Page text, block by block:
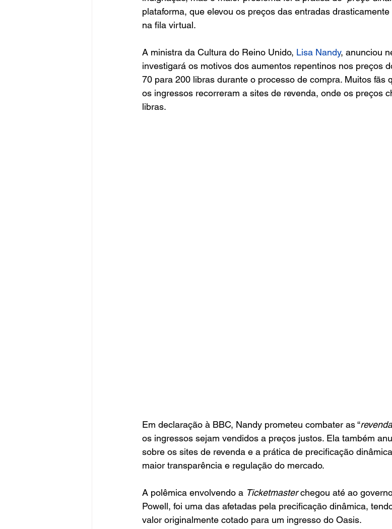
plataforma, que elevou os preços das entradas
na fila virtual.
A ministra da Cultura do Reino Unido, Lisa Nandy, anunciou
investigará os motivos dos aumentos repentinos nos preços
70 para 200 libras durante o processo de compra. Muitos fãs
os ingressos recorreram a sites de revenda, onde os preços
libras.
Em declaração à BBC, Nandy prometeu combater as “
os ingressos sejam vendidos a preços justos. Ela também
sobre os sites de revenda e a prática de precificação
maior transparência e regulação do mercado.
A polêmica envolvendo a Ticketmaster chegou até ao
Powell, foi uma das afetadas pela precificação dinâmica,
valor originalmente cotado para um ingresso do Oasis.